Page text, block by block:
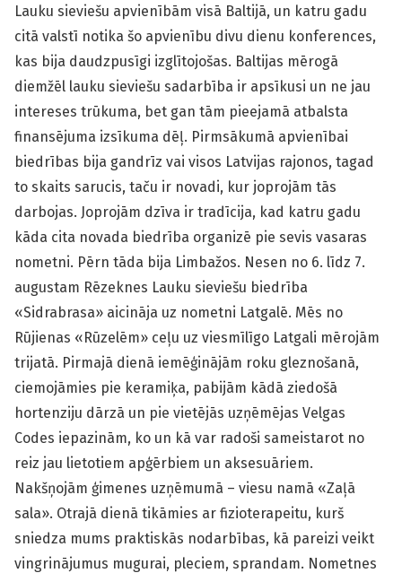
Lauku sieviešu apvienībām visā Baltijā, un katru gadu
citā valstī notika šo apvienību divu dienu konferences,
kas bija daudzpusīgi izglītojošas. Baltijas mērogā
diemžēl lauku sieviešu sadarbība ir apsīkusi un ne jau
intereses trūkuma, bet gan tām pieejamā atbalsta
finansējuma izsīkuma dēļ. Pirmsākumā apvienībai
biedrības bija gandrīz vai visos Latvijas rajonos, tagad
to skaits sarucis, taču ir novadi, kur joprojām tās
darbojas. Joprojām dzīva ir tradīcija, kad katru gadu
kāda cita novada biedrība organizē pie sevis vasaras
nometni. Pērn tāda bija Limbažos. Nesen no 6. līdz 7.
augustam Rēzeknes Lauku sieviešu biedrība
«Sidrabrasa» aicināja uz nometni Latgalē. Mēs no
Rūjienas «Rūzelēm» ceļu uz viesmīlīgo Latgali mērojām
trijatā. Pirmajā dienā iemēģinājām roku gleznošanā,
ciemojāmies pie keramiķa, pabijām kādā ziedošā
hortenziju dārzā un pie vietējās uzņēmējas Velgas
Codes iepazinām, ko un kā var radoši sameistarot no
reiz jau lietotiem apģērbiem un aksesuāriem.
Nakšņojām ģimenes uzņēmumā – viesu namā «Zaļā
sala». Otrajā dienā tikāmies ar fizioterapeitu, kurš
sniedza mums praktiskās nodarbības, kā pareizi veikt
vingrinājumus mugurai, pleciem, sprandam. Nometnes